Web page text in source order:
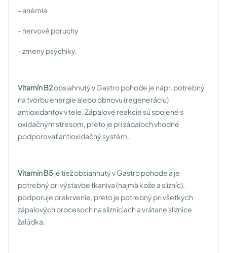
- anémia
- nervové poruchy
- zmeny psychiky.
Vitamín B2obsiahnutý v Gastro pohode je napr. potrebný
na tvorbu energie alebo obnovu (regeneráciu)
antioxidantov v tele. Zápalové reakcie sú spojené s
oxidačným stresom, preto je pri zápaloch vhodné
podporovať antioxidačný systém.
Vitamín B5je tiež obsiahnutý v Gastro pohode a je
potrebný pri výstavbe tkaniva (najmä kože a slizníc),
podporuje prekrvenie, preto je potrebný pri všetkých
zápalových procesoch na slizniciach a vrátane sliznice
žalúdka.